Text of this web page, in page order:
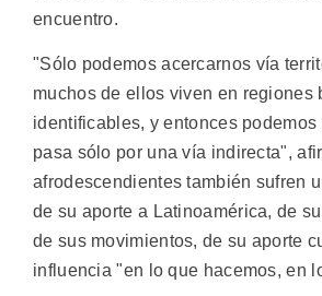
encuentro.
"Sólo podemos acercarnos vía
muchos de ellos viven en regiones
identificables, y entonces podemos
pasa sólo por una vía indirecta",
afrodescendientes también sufren
de su aporte a Latinoamérica, de
de sus movimientos, de su aporte
influencia "en lo que hacemos, en